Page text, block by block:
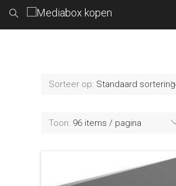
Sorteer op: Standaard sortering
Toon: 96 items / pagina